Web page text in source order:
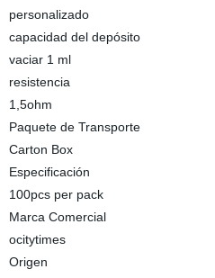
personalizado
capacidad del depósito
vaciar 1 ml
resistencia
1,5ohm
Paquete de Transporte
Carton Box
Especificación
100pcs per pack
Marca Comercial
ocitytimes
Origen